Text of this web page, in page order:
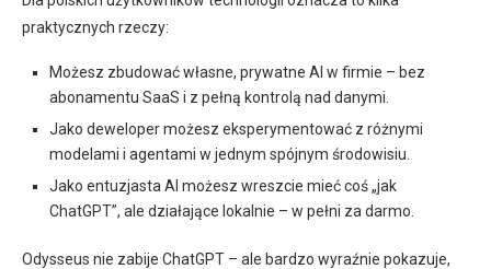
praktycznych rzeczy:
Możesz zbudować własne, prywatne AI w firmie – bez
abonamentu SaaS i z pełną kontrolą nad danymi.
Jako deweloper możesz eksperymentować z różnymi
modelami i agentami w jednym spójnym środowisiu.
Jako entuzjasta AI możesz wreszcie mieć coś „jak
ChatGPT”, ale działające lokalnie – w pełni za darmo.
Odysseus nie zabije ChatGPT – ale bardzo wyraźnie pokazuje,